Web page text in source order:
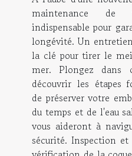
maintenance de
indispensable pour
longévité. Un
la clé pour tirer le
mer. Plongez dans
découvrir les étapes
de préserver votre
du temps et de l'eau
vous aideront à
sécurité. Inspection